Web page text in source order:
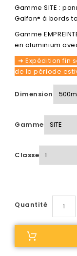
Gamme SITE :
Galfan® à bords
Gamme
en aluminium
➜ Expédition fin
de la période
Dimension
Gamme
Classe
Quantité